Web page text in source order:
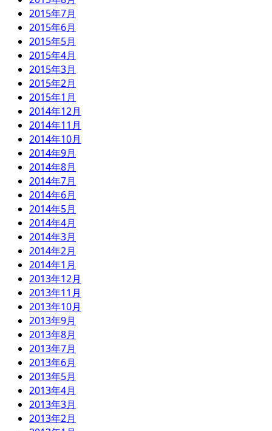
2015年7月
2015年6月
2015年5月
2015年4月
2015年3月
2015年2月
2015年1月
2014年12月
2014年11月
2014年10月
2014年9月
2014年8月
2014年7月
2014年6月
2014年5月
2014年4月
2014年3月
2014年2月
2014年1月
2013年12月
2013年11月
2013年10月
2013年9月
2013年8月
2013年7月
2013年6月
2013年5月
2013年4月
2013年3月
2013年2月